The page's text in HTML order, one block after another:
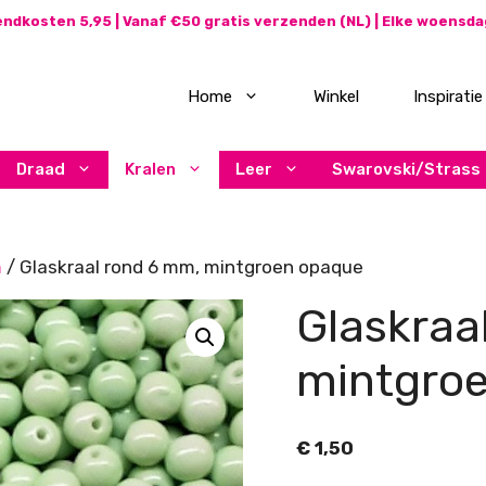
5,95 | Vanaf €50 gratis verzenden (NL) | Elke
Home Winkel Inspiratie
Draad Kralen Leer Swarovski/Strass
/ Glaskraal rond 6 mm, mintgroen opaque
€1,50